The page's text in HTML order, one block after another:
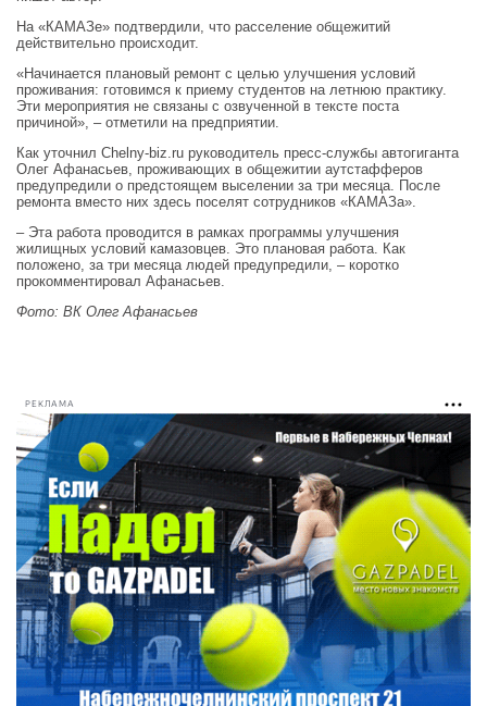
На «КАМАЗе» подтвердили, что расселение общежитий
действительно происходит.
«Начинается плановый ремонт с целью улучшения условий
проживания: готовимся к приему студентов на летнюю практику.
Эти мероприятия не связаны с озвученной в тексте поста
причиной», – отметили на предприятии.
Как уточнил Chelny-biz.ru руководитель пресс-службы автогиганта
Олег Афанасьев, проживающих в общежитии аутстафферов
предупредили о предстоящем выселении за три месяца. После
ремонта вместо них здесь поселят сотрудников «КАМАЗа».
– Эта работа проводится в рамках программы улучшения
жилищных условий камазовцев. Это плановая работа. Как
положено, за три месяца людей предупредили, – коротко
прокомментировал Афанасьев.
Фото: ВК Олег Афанасьев
РЕКЛАМА